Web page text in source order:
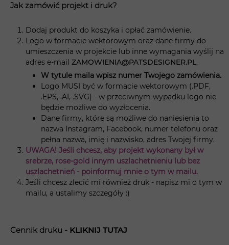
Jak zamówić projekt i druk?
Dodaj produkt do koszyka i opłać zamówienie.
Logo w formacie wektorowym oraz dane firmy do
umieszczenia w projekcie lub inne wymagania wyślij na
adres e-mail ZAMOWIENIA@PATSDESIGNER.PL.
W tytule maila wpisz numer Twojego zamówienia.
Logo MUSI być w formacie wektorowym (.PDF,
.EPS, .AI, .SVG) - w przeciwnym wypadku logo nie
będzie możliwe do wyzłocenia.
Dane firmy, które są możliwe do naniesienia to
nazwa Instagram, Facebook, numer telefonu oraz
pełna nazwa, imię i nazwisko, adres Twojej firmy.
UWAGA! Jeśli chcesz, aby projekt wykonany był w
srebrze, rose-gold innym uszlachetnieniu lub bez
uszlachetnień - poinformuj mnie o tym w mailu.
Jeśli chcesz zlecić mi również druk - napisz mi o tym w
mailu, a ustalimy szczegóły :)
Cennik druku - KLIKNIJ TUTAJ